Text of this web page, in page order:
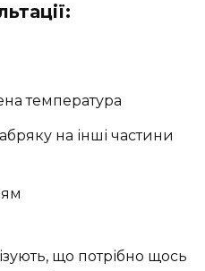
температура
на інші частини
що потрібно щось